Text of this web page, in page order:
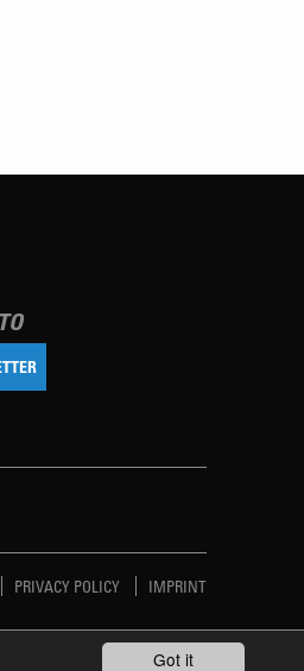
Got it
PRIVACY POLICY IMPRINT